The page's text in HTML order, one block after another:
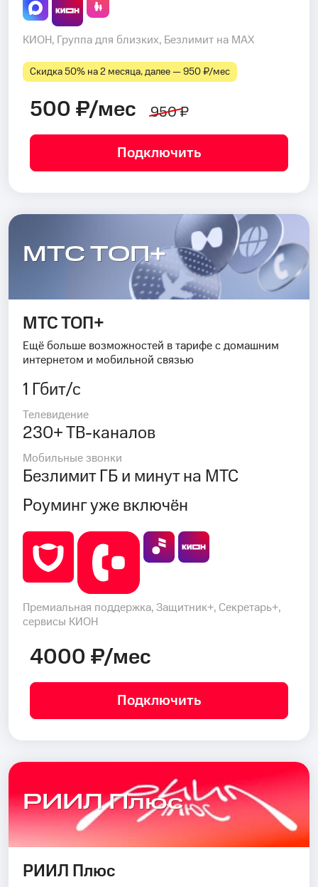
КИОН, Группа для близких, Безлимит на MAX
Скидка 50% на 2 месяца, далее — 950 ₽⁠/⁠мес
500 ₽/мес 950 ₽
Подключить
МТС ТОП+
МТС ТОП+
Ещё больше возможностей в тарифе с домашним
интернетом и мобильной связью
1 Гбит/с
Телевидение
230+ ТВ-каналов
Мобильные звонки
Безлимит ГБ и минут на МТС
Роуминг уже включён
Премиальная поддержка, Защитник+, Секретарь+,
сервисы КИОН
4000 ₽/мес
Подключить
РИИЛ Плюс
РИИЛ Плюс